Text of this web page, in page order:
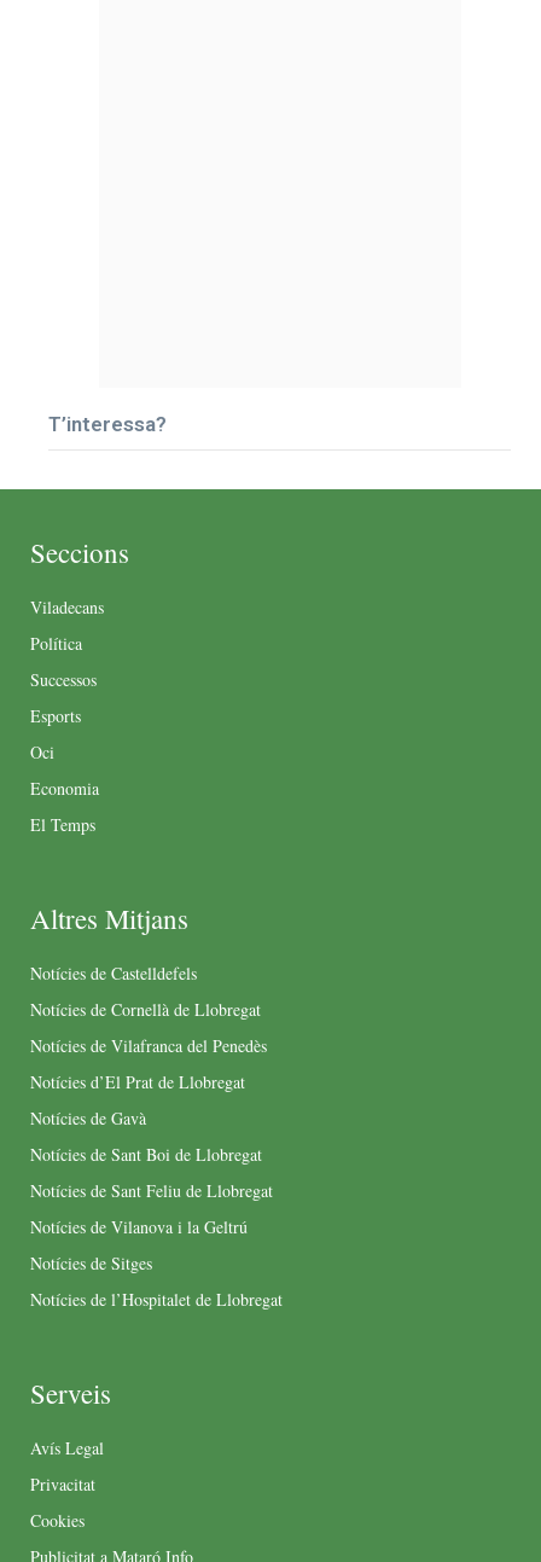
T’interessa?
Seccions
Viladecans
Política
Successos
Esports
Oci
Economia
El Temps
Altres Mitjans
Notícies de Castelldefels
Notícies de Cornellà de Llobregat
Notícies de Vilafranca del Penedès
Notícies d’El Prat de Llobregat
Notícies de Gavà
Notícies de Sant Boi de Llobregat
Notícies de Sant Feliu de Llobregat
Notícies de Vilanova i la Geltrú
Notícies de Sitges
Notícies de l’Hospitalet de Llobregat
Serveis
Avís Legal
Privacitat
Cookies
Publicitat a Mataró Info